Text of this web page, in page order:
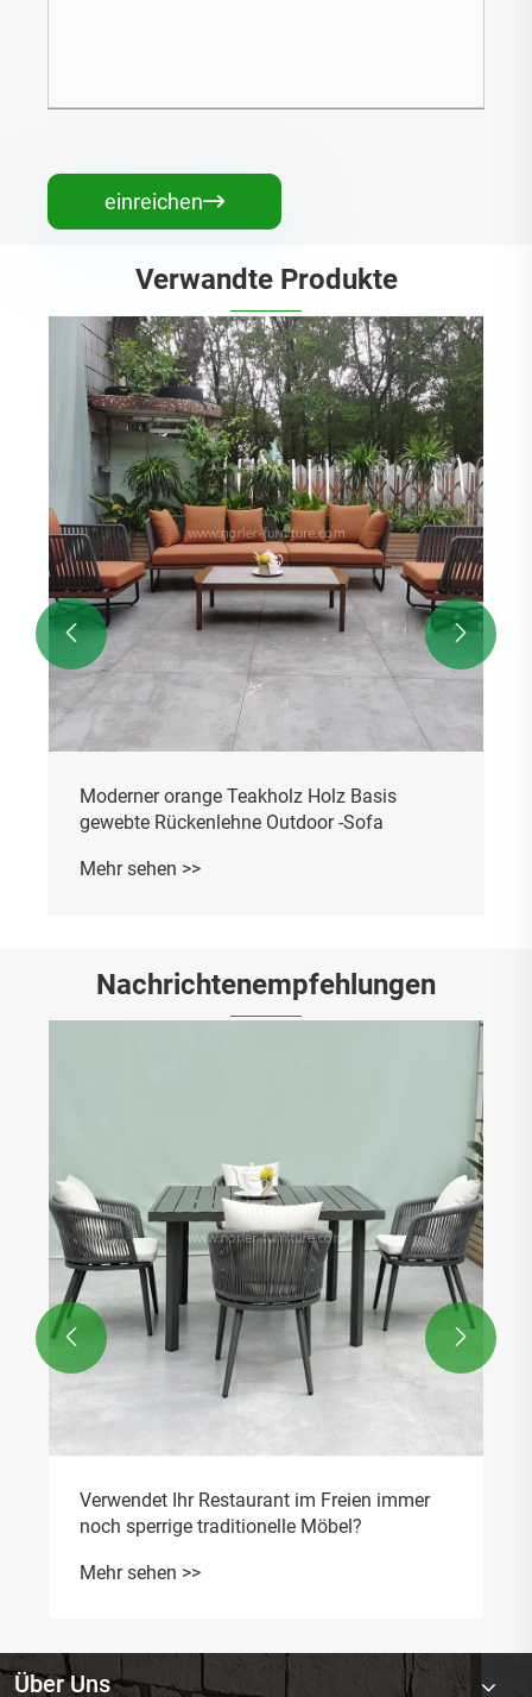
einreichen
Verwandte Produkte
Moderne L-förmige Aluminiumrahmen
Teakholzholz im Freien Sofa
Mehr sehen >>
 
Nachrichtenempfehlungen
 
Über Uns